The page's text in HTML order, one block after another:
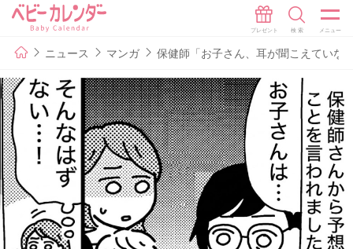
ニュース マンガ 保健師「お子さん、耳が聞こえていな